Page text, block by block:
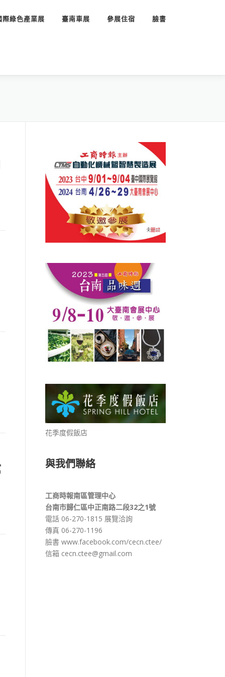
際綠色產業展 臺南車展 參展住宿 臉書
花季度假飯店
與我們聯絡
工商時報南區管理中心
台南市歸仁區中正南路二段32之1號
電話 06-270-1815 展覽洽詢
傳真 06-270-1196
臉書 www.facebook.com/cecn.ctee/
信箱 cecn.ctee@gmail.com